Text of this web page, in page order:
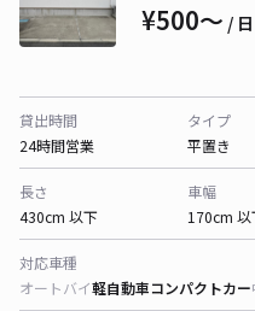
¥500〜 / 日
貸出時間
24時間営業
タイプ
平置き
長さ
430cm 以下
車幅
170cm 以
対応車種
オートバイ軽自動車コンパクトカー